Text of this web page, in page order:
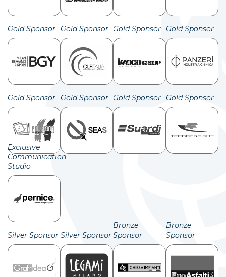
Gold Sponsor Gold Sponsor Gold Sponsor Gold Sponsor
Gold Sponsor Gold Sponsor Gold Sponsor Gold Sponsor
Exclusive
Communication
Studio
Silver Sponsor Silver Sponsor
Bronze
Sponsor
Bronze
Sponsor